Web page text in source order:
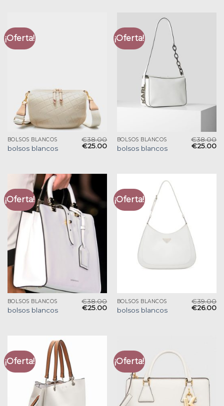
¡Oferta!
BOLSOS BLANCOS
bolsos blancos
€38.00
€25.00
¡Oferta!
BOLSOS BLANCOS
bolsos blancos
€38.00
€25.00
¡Oferta!
BOLSOS BLANCOS
bolsos blancos
€38.00
€25.00
¡Oferta!
BOLSOS BLANCOS
bolsos blancos
€39.00
€26.00
¡Oferta! ¡Oferta!